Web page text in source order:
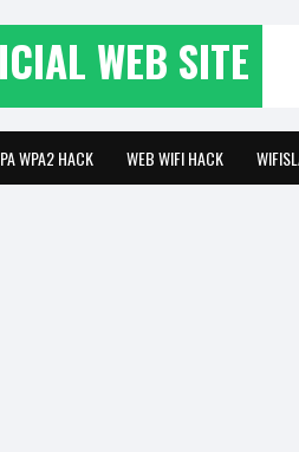
WEB SITE
WPA2 HACK WEB WIFI HACK